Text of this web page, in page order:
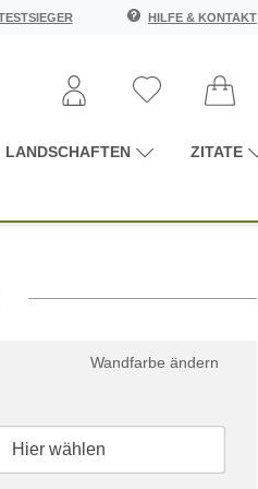
HILFE & KONTAKT
LANDSCHAFTEN ZITATE
Wandfarbe ändern
Hier wählen